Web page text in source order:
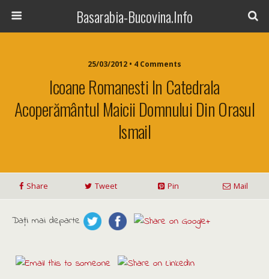
Basarabia-Bucovina.Info
25/03/2012 • 4 Comments
Icoane Romanesti In Catedrala
Acoperământul Maicii Domnului Din Orasul
Ismail
Share Tweet Pin Mail
Daţi mai departe